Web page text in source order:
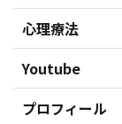
心理療法
Youtube
プロフィール